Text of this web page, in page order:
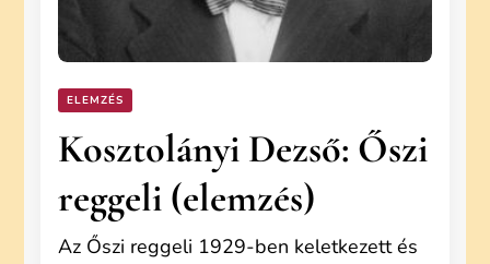
ELEMZÉS
Kosztolányi Dezső: Őszi
reggeli (elemzés)
Az Őszi reggeli 1929-ben keletkezett és